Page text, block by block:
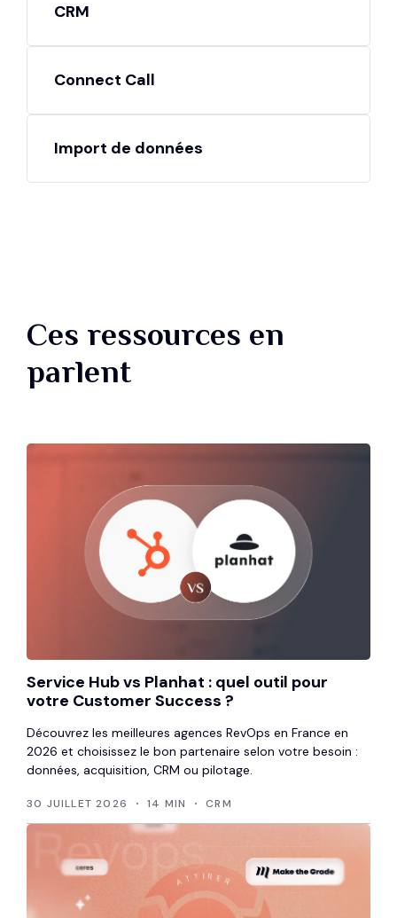
CRM
Connect Call
Import de données
Ces ressources en
parlent
Service Hub vs Planhat : quel outil pour
votre Customer Success ?
Découvrez les meilleures agences RevOps en France en
2026 et choisissez le bon partenaire selon votre besoin :
données, acquisition, CRM ou pilotage.
30 JUILLET 2026 14 MIN CRM